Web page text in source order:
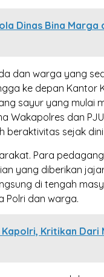
Dinas Bina Marga
dan warga yang
ke depan Kantor
sayur yang mulai
Wakapolres dan
sejak dini
Para
yang diberikan
di tengah
Polri dan warga.
Kritikan